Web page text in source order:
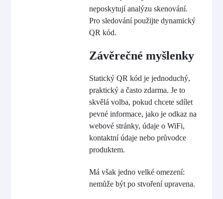
neposkytují analýzu skenování.
Pro sledování použijte dynamický
QR kód.
Závěrečné myšlenky
Statický QR kód je jednoduchý,
praktický a často zdarma. Je to
skvělá volba, pokud chcete sdílet
pevné informace, jako je odkaz na
webové stránky, údaje o WiFi,
kontaktní údaje nebo průvodce
produktem.
Má však jedno velké omezení:
nemůže být po stvoření upravena.